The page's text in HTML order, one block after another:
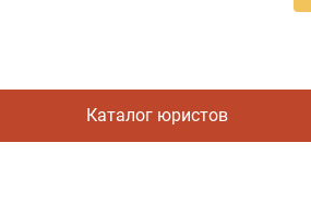
Каталог юристов